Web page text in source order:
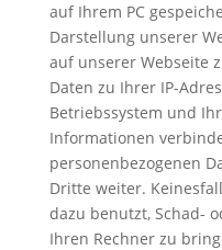
auf Ihrem PC
Darstellung unserer
auf unserer Webseite
Daten zu Ihrer IP-
Betriebssystem und
Informationen
personenbezogenen
Dritte weiter.
dazu benutzt, Schad-
Ihren Rechner zu